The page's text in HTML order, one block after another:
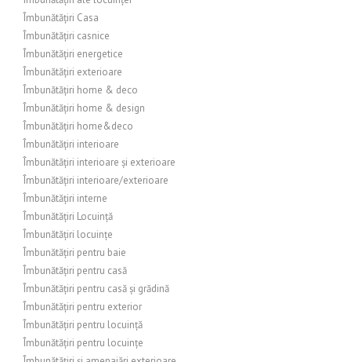
Îmbunătățiri Casa
Îmbunătățiri casnice
Îmbunătățiri energetice
Îmbunătățiri exterioare
Îmbunătățiri home & deco
Îmbunătățiri home & design
Îmbunătățiri home&deco
Îmbunătățiri interioare
Îmbunătățiri interioare și exterioare
Îmbunătățiri interioare/exterioare
Îmbunătățiri interne
Îmbunătățiri Locuință
Îmbunătățiri locuințe
Îmbunătățiri pentru baie
Îmbunătățiri pentru casă
Îmbunătățiri pentru casă și grădină
Îmbunătățiri pentru exterior
Îmbunătățiri pentru locuință
Îmbunătățiri pentru locuințe